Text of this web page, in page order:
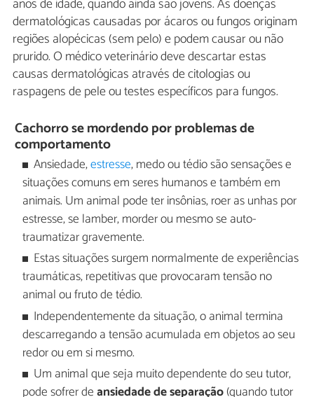
anos de idade, quando ainda são jovens. As doenças
dermatológicas causadas por ácaros ou fungos originam
regiões alopécicas (sem pelo) e podem causar ou não
prurido. O médico veterinário deve descartar estas
causas dermatológicas através de citologias ou
raspagens de pele ou testes específicos para fungos.
Cachorro se mordendo por problemas de
comportamento
Ansiedade,estresse, medo ou tédio são sensações e
situações comuns em seres humanos e também em
animais. Um animal pode ter insônias, roer as unhas por
estresse, se lamber, morder ou mesmo se auto-
traumatizar gravemente.
Estas situações surgem normalmente de experiências
traumáticas, repetitivas que provocaram tensão no
animal ou fruto de tédio.
Independentemente da situação, o animal termina
descarregando a tensão acumulada em objetos ao seu
redor ou em si mesmo.
Um animal que seja muito dependente do seu tutor,
pode sofrer deansiedade de separação(quando tutor